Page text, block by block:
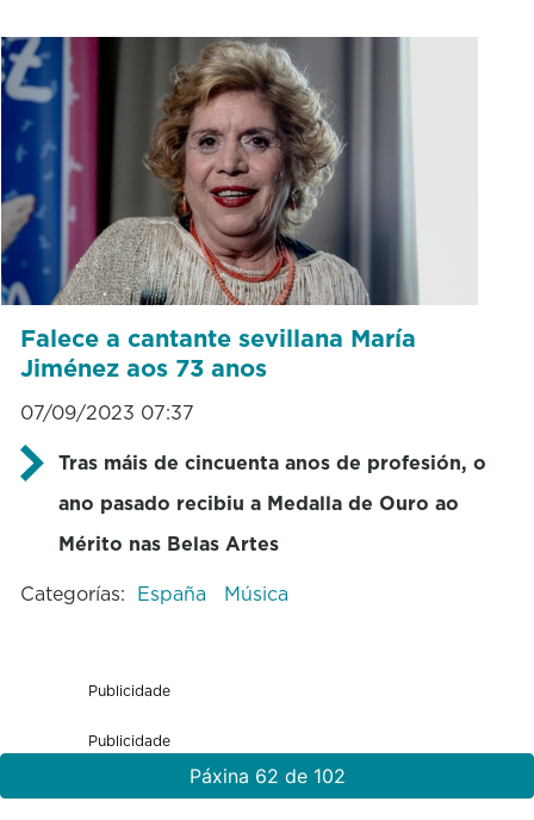
Falece a cantante sevillana María
Jiménez aos 73 anos
07/09/2023 07:37
Tras máis de cincuenta anos de profesión, o
ano pasado recibiu a Medalla de Ouro ao
Mérito nas Belas Artes
Categorías: España Música
Publicidade
Publicidade
Páxina 62 de 102